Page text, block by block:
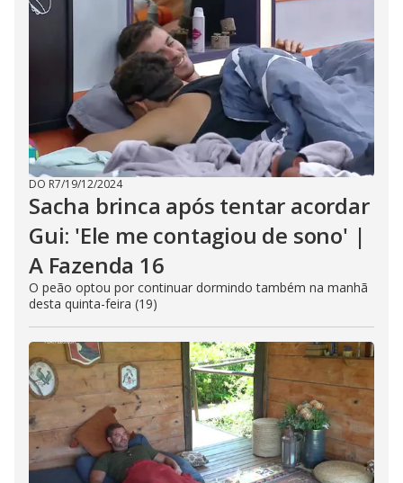
DO R7/19/12/2024
Sacha brinca após tentar acordar
Gui: 'Ele me contagiou de sono' |
A Fazenda 16
O peão optou por continuar dormindo também na manhã
desta quinta-feira (19)